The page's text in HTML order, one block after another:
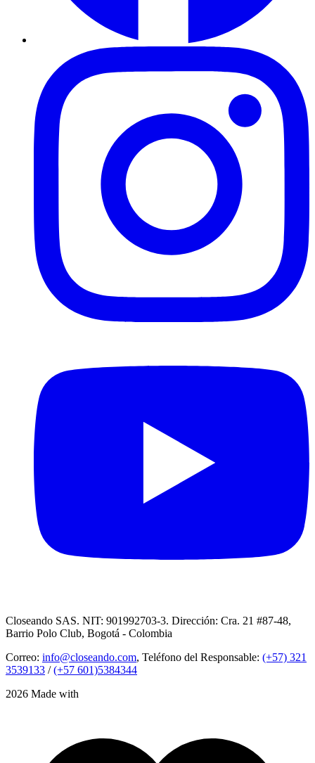
Closeando SAS. NIT: 901992703-3. Dirección: Cra. 21 #87-48,
Barrio Polo Club, Bogotá - Colombia
Correo: info@closeando.com, Teléfono del Responsable: (+57) 321
3539133 /(+57 601)5384344
2026 Made with